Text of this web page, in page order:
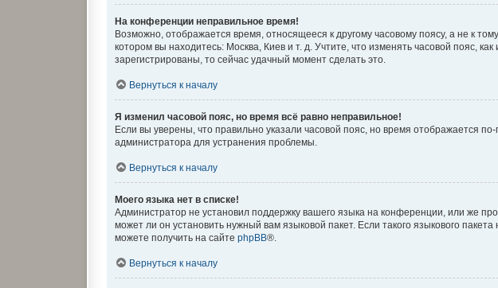
На конференции неправильное время!
Возможно, отображается время, относящееся к другому часовому поясу, а не к
котором вы находитесь: Москва, Киев и т. д. Учтите, что изменять часовой пояс,
зарегистрированы, то сейчас удачный момент сделать это.
Вернуться к началу
Я изменил часовой пояс, но время всё равно неправильное!
Если вы уверены, что правильно указали часовой пояс, но время отображается
администратора для устранения проблемы.
Вернуться к началу
Моего языка нет в списке!
Администратор не установил поддержку вашего языка на конференции, или же
может ли он установить нужный вам языковой пакет. Если такого языкового
можете получить на сайтеphpBB®.
Вернуться к началу